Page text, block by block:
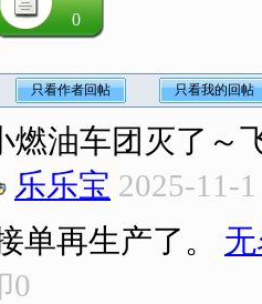
0
只看作者回帖 只看我的回帖
燃油车团灭了～
乐乐宝 2025-11-
单再生产了。
0